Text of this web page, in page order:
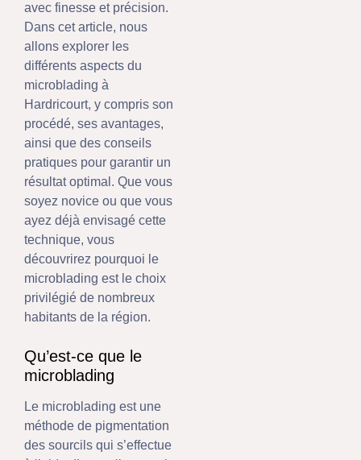
avec finesse et précision.
Dans cet article, nous
allons explorer les
différents aspects du
microblading à
Hardricourt, y compris son
procédé, ses avantages,
ainsi que des conseils
pratiques pour garantir un
résultat optimal. Que vous
soyez novice ou que vous
ayez déjà envisagé cette
technique, vous
découvrirez pourquoi le
microblading est le choix
privilégié de nombreux
habitants de la région.
Qu’est-ce que le
microblading
Le microblading est une
méthode de pigmentation
des sourcils qui s’effectue